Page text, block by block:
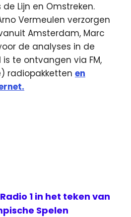
Lijn en Omstreken.
Vermeulen verzorgen
Amsterdam, Marc
de analyses in de
is te ontvangen via FM,
radiopakketten en
Radio 1 in het teken van
Spelen